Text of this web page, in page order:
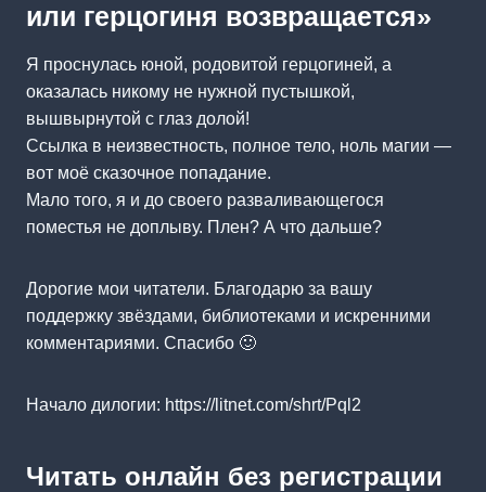
или герцогиня возвращается»
Я проснулась юной, родовитой герцогиней, а
оказалась никому не нужной пустышкой,
вышвырнутой с глаз долой!
Ссылка в неизвестность, полное тело, ноль магии —
вот моё сказочное попадание.
Мало того, я и до своего разваливающегося
поместья не доплыву. Плен? А что дальше?
Дорогие мои читатели. Благодарю за вашу
поддержку звёздами, библиотеками и искренними
комментариями. Спасибо 🙂
Начало дилогии: https://litnet.com/shrt/Pql2
Читать онлайн без регистрации